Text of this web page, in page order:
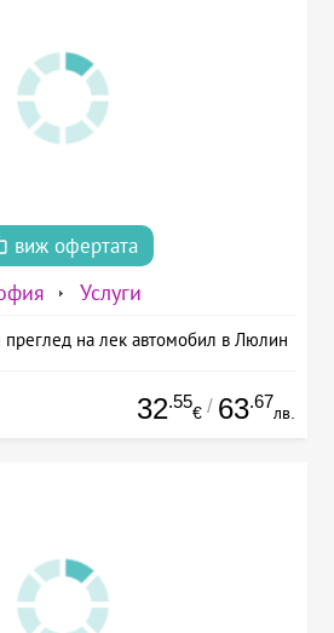
виж офертата
Услуги
преглед на лек автомобил в Люлин
32.55
€ / 63.67
лв.